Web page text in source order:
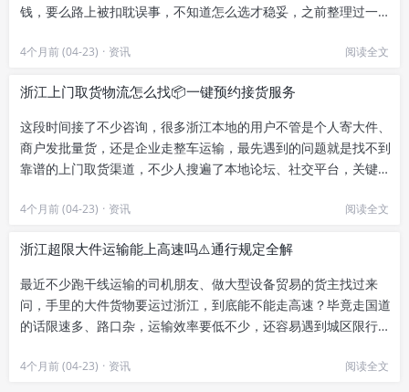
钱，要么路上被扣耽误事，不知道怎么选才稳妥，之前整理过一份
4个月前 (04-23) · 资讯 阅读全文
浙江上门取货物流怎么找📦一键预约接货服务
这段时间接了不少咨询，很多浙江本地的用户不管是个人寄大件、
商户发批量货，还是企业走整车运输，最先遇到的问题就是找不到
靠谱的上门取货渠道，不少人搜遍了本地论坛、社交平台，关键词
4个月前 (04-23) · 资讯 阅读全文
浙江超限大件运输能上高速吗⚠️通行规定全解
最近不少跑干线运输的司机朋友、做大型设备贸易的货主找过来
问，手里的大件货物要运过浙江，到底能不能走高速？毕竟走国道
的话限速多、路口杂，运输效率要低不少，还容易遇到城区限行，
4个月前 (04-23) · 资讯 阅读全文